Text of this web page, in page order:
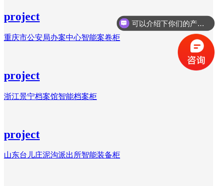
project
重庆市公安局办案中心智能案卷柜
project
浙江景宁档案馆智能档案柜
project
山东台儿庄泥沟派出所智能装备柜
可以介绍下你们的产品么？